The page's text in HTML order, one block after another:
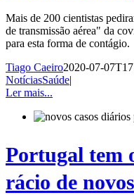
Mais de 200 cientistas
de transmissão aérea" da
para esta forma de contágio.
Tiago Caeiro2020-07-
NotíciasSaúde|
Ler mais...
Portugal tem
rácio de